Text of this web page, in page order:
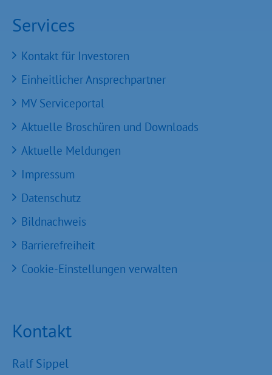
Services
Kontakt für Investoren
Einheitlicher Ansprechpartner
MV Serviceportal
Aktuelle Broschüren und Downloads
Aktuelle Meldungen
Impressum
Datenschutz
Bildnachweis
Barrierefreiheit
Cookie-Einstellungen verwalten
Kontakt
Ralf Sippel